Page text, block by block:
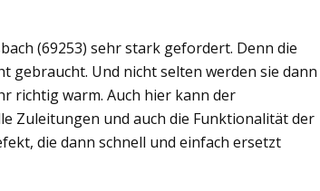
(69253) sehr stark gefordert. Denn die
gebraucht. Und nicht selten werden sie dann
richtig warm. Auch hier kann der
Zuleitungen und auch die Funktionalität der
die dann schnell und einfach ersetzt